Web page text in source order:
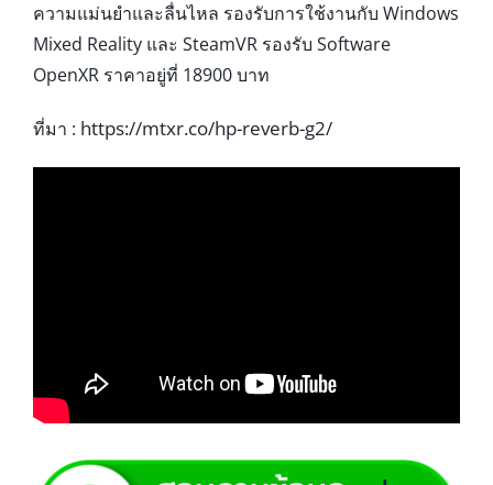
ความแม่นยำและลื่นไหล รองรับการใช้งานกับ Windows
Mixed Reality และ SteamVR รองรับ Software
OpenXR ราคาอยู่ที่ 18900 บาท
ที่มา : https://mtxr.co/hp-reverb-g2/